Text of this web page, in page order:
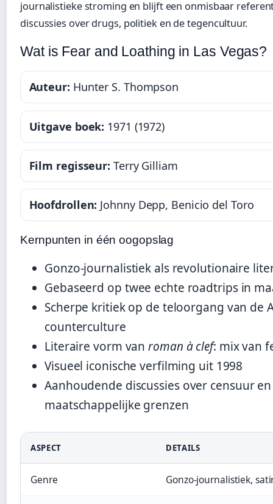
journalistieke stroming en blijft een onmisbaar
discussies over drugs, politiek en de tegencultuur.
Wat is Fear and Loathing in Las Vegas?
Auteur: Hunter S. Thompson
Uitgave boek: 1971 (1972)
Film regisseur: Terry Gilliam
Hoofdrollen: Johnny Depp, Benicio del Toro
Kernpunten in één oogopslag
Gonzo-journalistiek als revolutionaire
Gebaseerd op twee echte roadtrips in
Scherpe kritiek op de teloorgang van de
counterculture
Literaire vorm vanroman à clef: mix van
Visueel iconische verfilming uit 1998
Aanhoudende discussies over censuur en
maatschappelijke grenzen
ASPECT DETAILS
Genre Gonzo-journalistiek,